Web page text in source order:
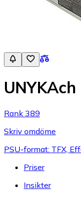
Rank 389
Skriv omdöme
PSU-format: TFX,
Priser
Insikter